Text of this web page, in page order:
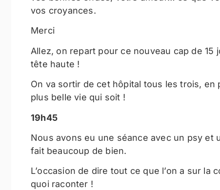
vos croyances.
Merci
Allez, on repart pour ce nouveau cap de 15
tête haute !
On va sortir de cet hôpital tous les trois, en
plus belle vie qui soit !
19h45
Nous avons eu une séance avec un psy et
fait beaucoup de bien.
L’occasion de dire tout ce que l’on a sur la
quoi raconter !